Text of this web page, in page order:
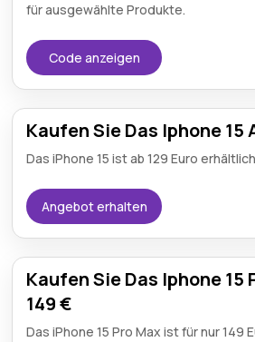
für ausgewählte Produkte.
Code anzeigen
Kaufen Sie Das Iphone 15
Das iPhone 15 ist ab 129 Euro
Angebot erhalten
Kaufen Sie Das Iphone 15
149 €
Das iPhone 15 Pro Max ist für nur 149